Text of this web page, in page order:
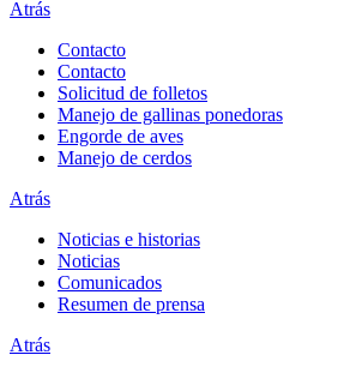
Atrás
Contacto
Contacto
Solicitud de folletos
Manejo de gallinas ponedoras
Engorde de aves
Manejo de cerdos
Atrás
Noticias e historias
Noticias
Comunicados
Resumen de prensa
Atrás